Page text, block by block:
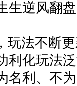
生逆风翻
玩法不断
利化玩法
名利、不